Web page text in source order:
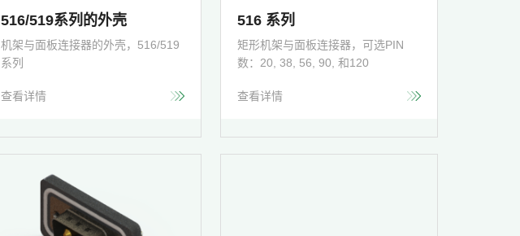
516/519系列的外壳
机架与面板连接器的外壳，516/519
系列
查看详情
516 系列
矩形机架与面板连接器，可选PIN
数：20, 38, 56, 90, 和120
查看详情